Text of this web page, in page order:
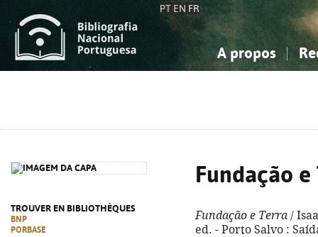
PT EN FR
A propos
TROUVER EN BIBLIOTHÈQUES
BNP
PORBASE
Fundação
Fundação e Terra /
ed. - Porto Salvo :